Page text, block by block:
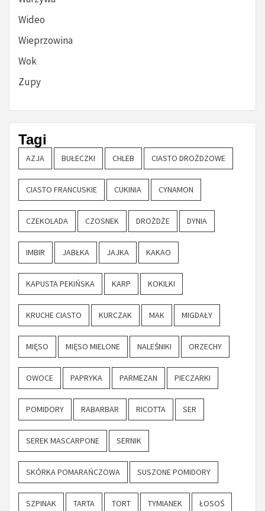
Wideo
Wieprzowina
Wok
Zupy
Tagi
AZJA BUŁECZKI CHLEB CIASTO DROŻDZOWE
CIASTO FRANCUSKIE CUKINIA CYNAMON
CZEKOLADA CZOSNEK DROŻDŻE DYNIA
IMBIR JABŁKA JAJKA KAKAO
KAPUSTA PEKIŃSKA KARP KOKILKI
KRUCHE CIASTO KURCZAK MAK MIGDAŁY
MIĘSO MIĘSO MIELONE NALEŚNIKI ORZECHY
OWOCE PAPRYKA PARMEZAN PIECZARKI
POMIDORY RABARBAR RICOTTA SER
SEREK MASCARPONE SERNIK
SKÓRKA POMARAŃCZOWA SUSZONE POMIDORY
SZPINAK TARTA TORT TYMIANEK ŁOSOŚ